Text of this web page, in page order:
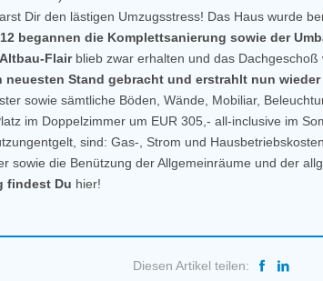
Dir den lästigen Umzugsstress! Das Haus wurde
begannen die Komplettsanierung sowie der
Flairblieb zwar erhalten und das Dachgeschoß
Stand gebracht und erstrahlt nun wieder
sowie sämtliche Böden, Wände, Mobiliar,
im Doppelzimmer um EUR 305,- all-inclusive im
sind: Gas-, Strom und
sowie die Benützung der Allgemeinräume und der
findest Du hier!
Diesen Artikel teilen: